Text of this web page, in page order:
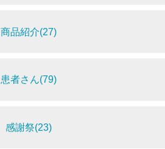
商品紹介(27)
患者さん(79)
感謝祭(23)